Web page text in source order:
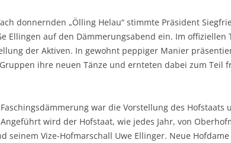
donnernden „Ölling Helau“ stimmte Präsident
Ellingen auf den Dämmerungsabend ein. Im offiziellen
der Aktiven. In gewohnt peppiger Manier
ihre neuen Tänze und ernteten dabei zum Teil
war die Vorstellung des Hofstaats
wird der Hofstaat, wie jedes Jahr, von
seinem Vize-Hofmarschall Uwe Ellinger. Neue